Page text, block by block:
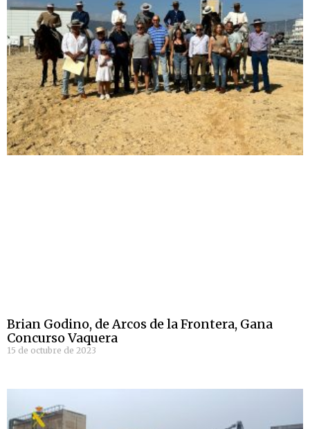
Brian Godino, de Arcos de la Frontera, Gana
Concurso Vaquera
15 de octubre de 2023